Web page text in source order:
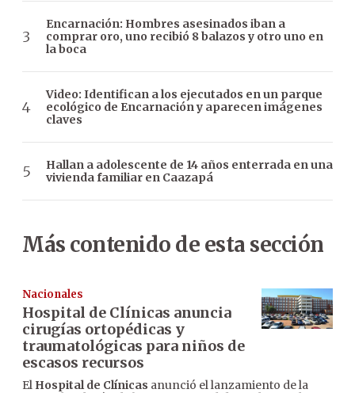
Encarnación: Hombres asesinados iban a
comprar oro, uno recibió 8 balazos y otro uno en
la boca
Video: Identifican a los ejecutados en un parque
ecológico de Encarnación y aparecen imágenes
claves
Hallan a adolescente de 14 años enterrada en una
vivienda familiar en Caazapá
Más contenido de esta sección
Nacionales
Hospital de Clínicas anuncia
cirugías ortopédicas y
traumatológicas para niños de
escasos recursos
El Hospital de Clínicas anunció el lanzamiento de la